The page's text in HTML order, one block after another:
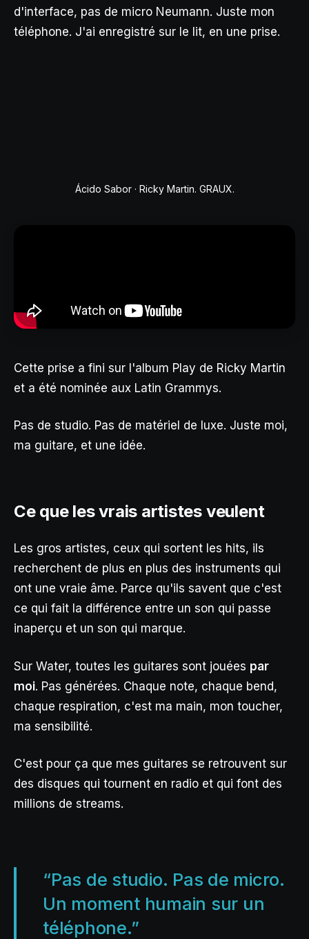
d'interface, pas de micro Neumann. Juste mon
téléphone. J'ai enregistré sur le lit, en une prise.
Ácido Sabor · Ricky Martin. GRAUX.
Cette prise a fini sur l'album Play de Ricky Martin
et a été nominée aux Latin Grammys.
Pas de studio. Pas de matériel de luxe. Juste moi,
ma guitare, et une idée.
Ce que les vrais artistes veulent
Les gros artistes, ceux qui sortent les hits, ils
recherchent de plus en plus des instruments qui
ont une vraie âme. Parce qu'ils savent que c'est
ce qui fait la différence entre un son qui passe
inaperçu et un son qui marque.
Sur Water, toutes les guitares sont jouées par
moi. Pas générées. Chaque note, chaque bend,
chaque respiration, c'est ma main, mon toucher,
ma sensibilité.
C'est pour ça que mes guitares se retrouvent sur
des disques qui tournent en radio et qui font des
millions de streams.
“Pas de studio. Pas de micro.
Un moment humain sur un
téléphone.”